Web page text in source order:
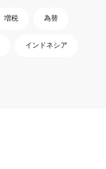
増税 為替
インドネシア